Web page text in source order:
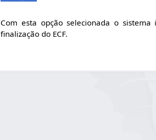
Com esta opção selecionada o
finalização do ECF.